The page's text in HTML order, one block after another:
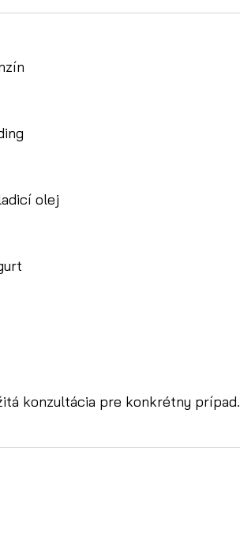
olej
konzultácia pre konkrétny prípad.